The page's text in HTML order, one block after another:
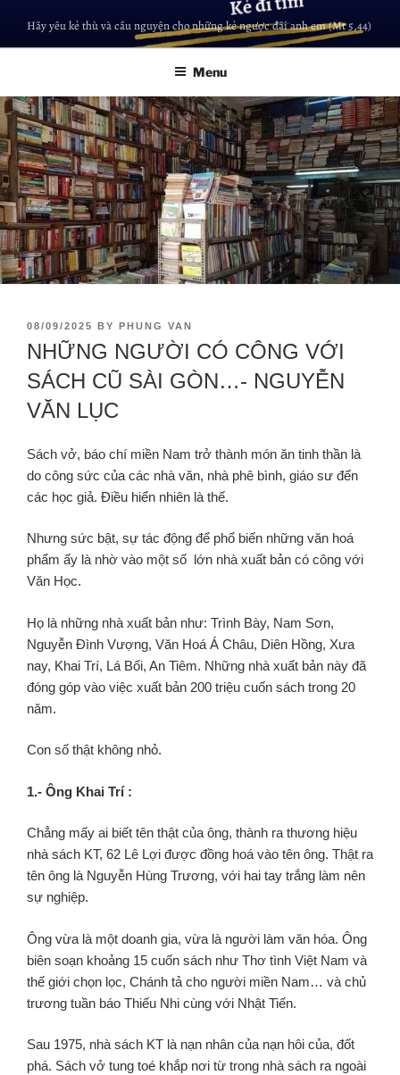
Hãy yêu kẻ thù và cầu nguyện cho những kẻ ngược đãi anh em (Mt 5,44)
Menu
08/09/2025 BY PHUNG VAN
NHỮNG NGƯỜI CÓ CÔNG VỚI
SÁCH CŨ SÀI GÒN…- NGUYỄN
VĂN LỤC
Sách vở, báo chí miền Nam trở thành món ăn tinh thần là
do công sức của các nhà văn, nhà phê bình, giáo sư đến
các học giả. Điều hiển nhiên là thế.
Nhưng sức bật, sự tác động để phổ biến những văn hoá
phẩm ấy là nhờ vào một số lớn nhà xuất bản có công với
Văn Học.
Họ là những nhà xuất bản như: Trình Bày, Nam Sơn,
Nguyễn Đình Vượng, Văn Hoá Á Châu, Diên Hồng, Xưa
nay, Khai Trí, Lá Bối, An Tiêm. Những nhà xuất bản này đã
đóng góp vào việc xuất bản 200 triệu cuốn sách trong 20
năm.
Con số thật không nhỏ.
1.- Ông Khai Trí :
Chẳng mấy ai biết tên thật của ông, thành ra thương hiệu
nhà sách KT, 62 Lê Lợi được đồng hoá vào tên ông. Thật ra
tên ông là Nguyễn Hùng Trương, với hai tay trắng làm nên
sự nghiệp.
Ông vừa là một doanh gia, vừa là người làm văn hóa. Ông
biên soạn khoảng 15 cuốn sách như Thơ tình Việt Nam và
thế giới chọn lọc, Chánh tả cho người miền Nam… và chủ
trương tuần báo Thiếu Nhi cùng với Nhật Tiến.
Sau 1975, nhà sách KT là nạn nhân của nạn hôi của, đốt
phá. Sách vở tung toé khắp nơi từ trong nhà sách ra ngoài